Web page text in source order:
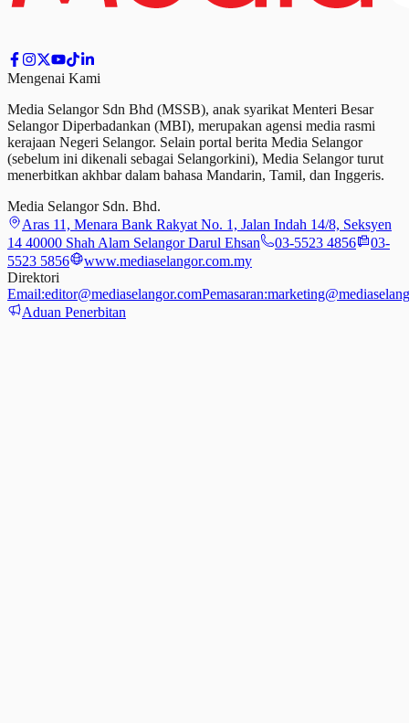
Mengenai Kami
Media Selangor Sdn Bhd (MSSB), anak syarikat Menteri Besar
Selangor Diperbadankan (MBI), merupakan agensi media rasmi
kerajaan Negeri Selangor. Selain portal berita Media Selangor
(sebelum ini dikenali sebagai Selangorkini), Media Selangor turut
menerbitkan akhbar dalam bahasa Mandarin, Tamil, dan Inggeris.
Media Selangor Sdn. Bhd.
Aras 11, Menara Bank Rakyat No. 1, Jalan Indah 14/8, Seksyen
14 40000 Shah Alam Selangor Darul Ehsan
03-5523 4856
03-
5523 5856
www.mediaselangor.com.my
Direktori
Email:editor@mediaselangor.comPemasaran:
Aduan Penerbitan